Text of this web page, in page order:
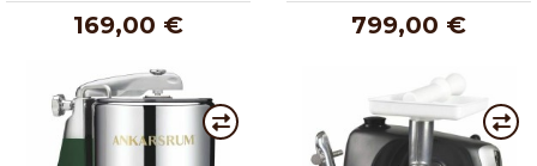
169,00 € 799,00 €